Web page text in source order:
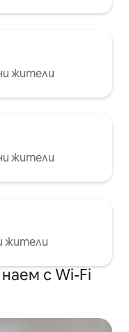
жители
жители
жители
с Wi-Fi